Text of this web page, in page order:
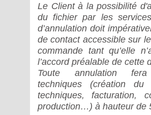
Le Client à la possibilité
du fichierpar les
d’annulation doit
de contact accessible sur
commande tant qu’elle
l’accord préalable de cette
Toute annulation
techniques (création du
techniques, facturation,
production…) à hauteur de